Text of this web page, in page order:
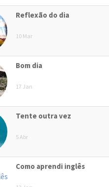
Reflexão do dia
10 Mar
Bom dia
17 Jan
Tente outra vez
5 Abr
Como aprendi inglês